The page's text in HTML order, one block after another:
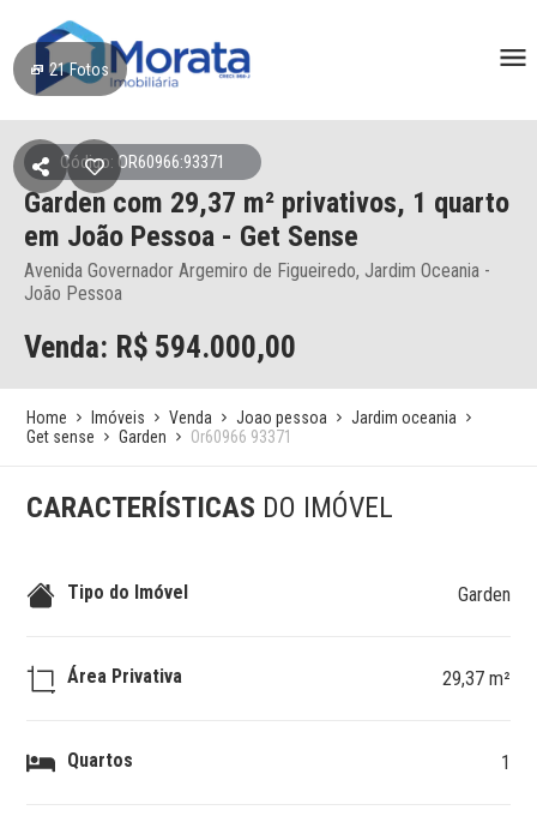
21Fotos
Código: OR60966:93371
Garden com 29,37 m² privativos, 1 quarto
em João Pessoa - Get Sense
Avenida Governador Argemiro de Figueiredo, Jardim Oceania -
João Pessoa
Venda: R$ 594.000,00
Home Imóveis Venda Joao pessoa
Jardim oceania
Get sense
Garden Or60966 93371
CARACTERÍSTICAS DO IMÓVEL
Tipo do Imóvel Garden
Área Privativa 29,37 m²
Quartos 1